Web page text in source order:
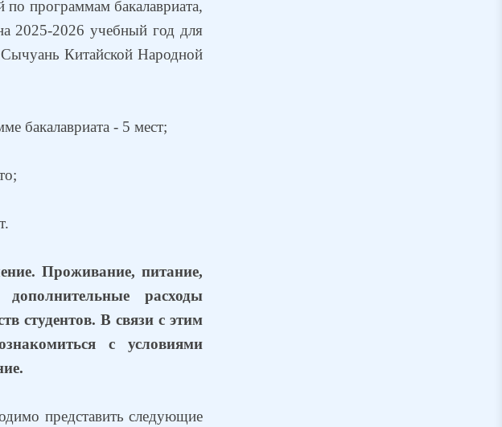
по программам бакалавриата,
2025-2026 учебный год для
Китайской Народной
бакалавриата - 5 мест;
Проживание, питание,
расходы
студентов. В связи с этим
с условиями
представить следующие